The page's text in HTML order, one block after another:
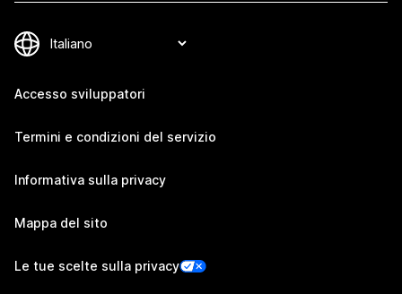
Accesso sviluppatori
Termini e condizioni del servizio
Informativa sulla privacy
Mappa del sito
Le tue scelte sulla privacy